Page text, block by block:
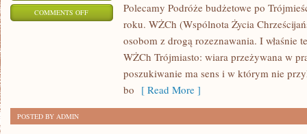
COMMENTS OFFON
BAŁTYCKIE
Polecamy Podróże budżetowe po
roku. WŻCh (Wspólnota Życia
osobom z drogą rozeznawania. I właśnie
WŻCh Trójmiasto: wiara przeżywana w
poszukiwanie ma sens i w którym nie
bo [ Read More ]
POSTED BY ADMIN